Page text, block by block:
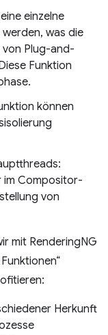
einzelne
was die
von Plug-and-
Funktion
können
im Compositor-
von
mit RenderingNG
Herkunft